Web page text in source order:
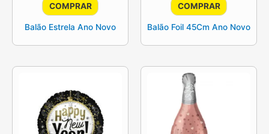
COMPRAR
Balão Estrela Ano Novo
COMPRAR
Balão Foil 45Cm Ano Novo